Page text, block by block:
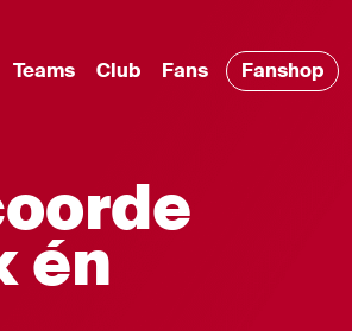
Teams Club Fans Fanshop
én